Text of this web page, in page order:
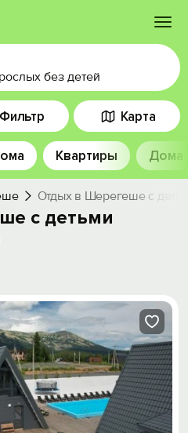
без детей
Фильтр Карта
Квартиры Дома
Отдых в Шерегеше с
с детьми